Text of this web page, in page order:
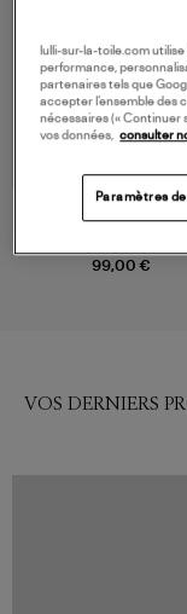
NOUVELLE
99,00 €
LA NOUVELLE
Lace
VOS DERNIERS
lulli-sur-la-toile.com
performance,
partenaires tels que
accepter l’ensemble des
nécessaires (« Continuer
vos données, consulter
Paramètres